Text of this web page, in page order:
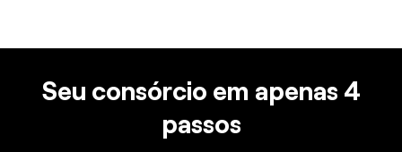
Seu consórcio em apenas 4
passos